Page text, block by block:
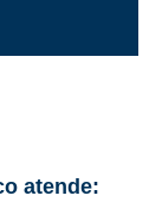
atende: